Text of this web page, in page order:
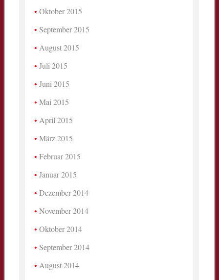
Oktober 2015
September 2015
August 2015
Juli 2015
Juni 2015
Mai 2015
April 2015
März 2015
Februar 2015
Januar 2015
Dezember 2014
November 2014
Oktober 2014
September 2014
August 2014